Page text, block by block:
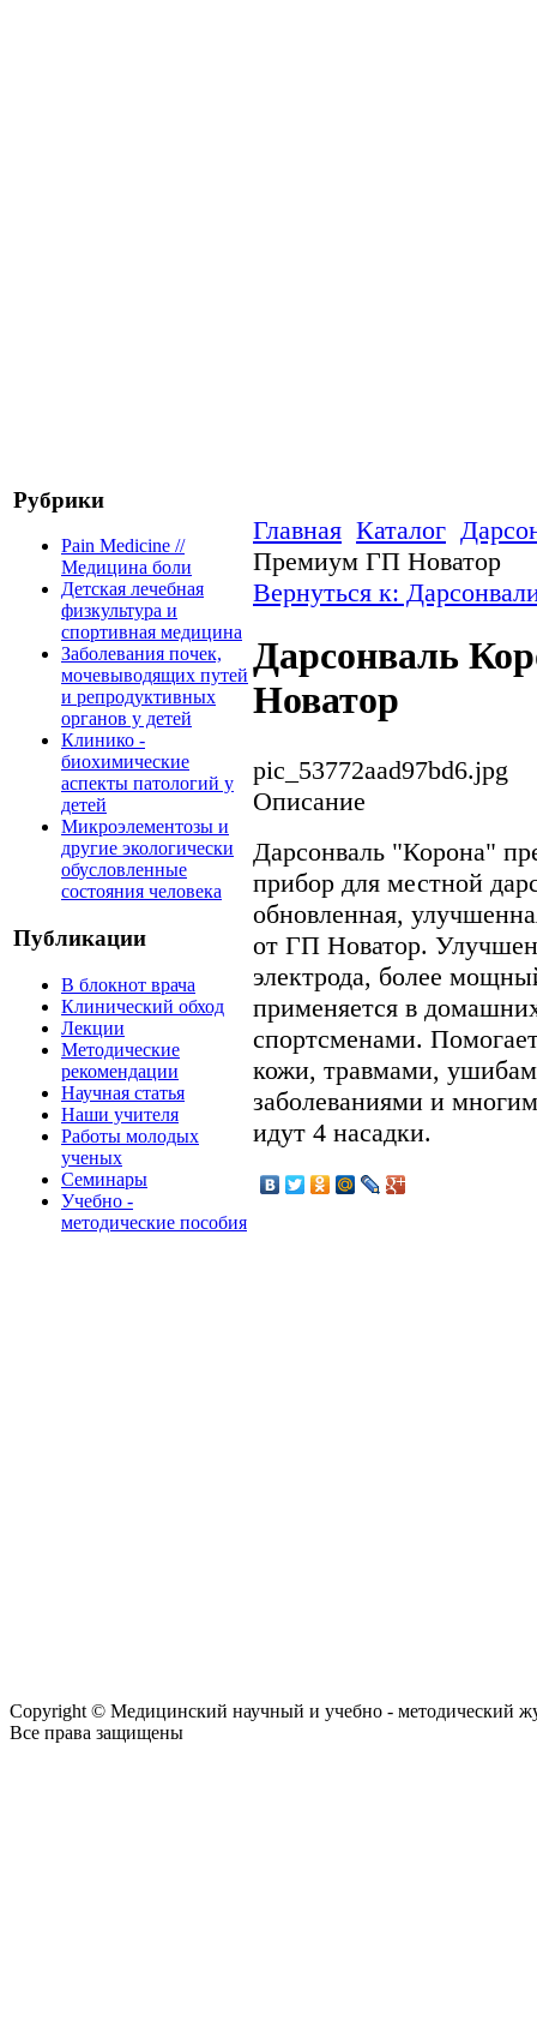
Рубрики
Pain Medicine //
Медицина боли
Детская лечебная
физкультура и
спортивная медицина
Заболевания почек,
мочевыводящих путей
и репродуктивных
органов у детей
Клинико -
биохимические
аспекты патологий у
детей
Микроэлементозы и
другие экологически
обусловленные
состояния человека
Публикации
В блокнот врача
Клинический обход
Лекции
Методические
рекомендации
Научная статья
Наши учителя
Работы молодых
ученых
Семинары
Учебно -
методические пособия
Главная Каталог
Премиум ГП Новатор
Вернуться к:
Дарсонваль
Новатор
pic_53772aad97bd6.jpg
Описание
Дарсонваль "Корона"
прибор для местной
обновленная,
от ГП Новатор.
электрода, более
применяется в
спортсменами.
кожи, травмами,
заболеваниями и
идут 4 насадки.
Copyright © Медицинский научный и учебно - методический
Все права защищены